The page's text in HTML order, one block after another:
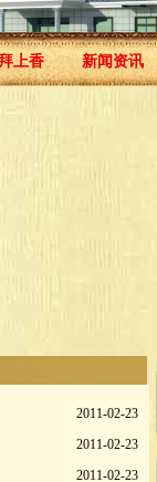
上香 新闻资讯
2011-02-23
2011-02-23
2011-02-23